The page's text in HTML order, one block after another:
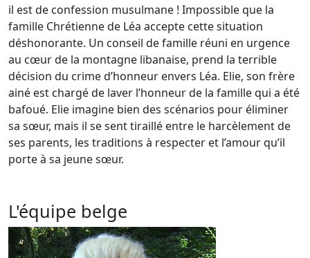
il est de confession musulmane ! Impossible que la
famille Chrétienne de Léa accepte cette situation
déshonorante. Un conseil de famille réuni en urgence
au cœur de la montagne libanaise, prend la terrible
décision du crime d’honneur envers Léa. Elie, son frère
ainé est chargé de laver l’honneur de la famille qui a été
bafoué. Elie imagine bien des scénarios pour éliminer
sa sœur, mais il se sent tiraillé entre le harcèlement de
ses parents, les traditions à respecter et l’amour qu’il
porte à sa jeune sœur.
L'équipe belge